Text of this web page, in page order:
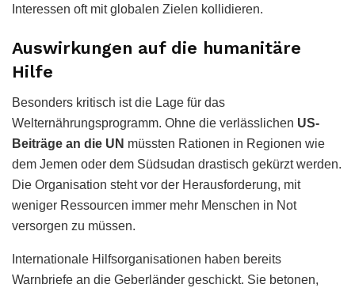
Interessen oft mit globalen Zielen kollidieren.
Auswirkungen auf die humanitäre
Hilfe
Besonders kritisch ist die Lage für das
Welternährungsprogramm. Ohne die verlässlichen US-
Beiträge an die UN müssten Rationen in Regionen wie
dem Jemen oder dem Südsudan drastisch gekürzt werden.
Die Organisation steht vor der Herausforderung, mit
weniger Ressourcen immer mehr Menschen in Not
versorgen zu müssen.
Internationale Hilfsorganisationen haben bereits
Warnbriefe an die Geberländer geschickt. Sie betonen,